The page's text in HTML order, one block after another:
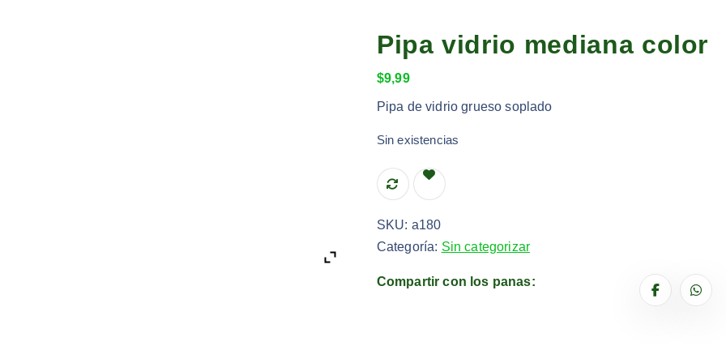
Pipa vidrio mediana color
$9,99
Pipa de vidrio grueso soplado
Sin existencias
SKU: a180
Categoría: Sin categorizar
Compartir con los panas: